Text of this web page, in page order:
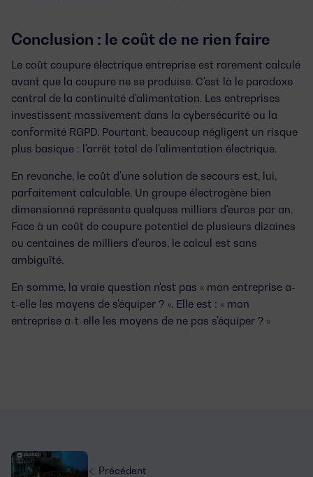
Conclusion : le coût de ne rien faire
Le coût coupure électrique entreprise est rarement calculé
avant que la coupure ne se produise. C'est là le paradoxe
central de la continuité d'alimentation. Les entreprises
investissent massivement dans la cybersécurité ou la
conformité RGPD. Pourtant, beaucoup négligent un risque
plus basique : l'arrêt total de l'alimentation électrique.
En revanche, le coût d'une solution de secours est, lui,
parfaitement calculable. Un groupe électrogène bien
dimensionné représente quelques milliers d'euros par an.
Face à un coût de coupure potentiel de plusieurs dizaines
ou centaines de milliers d'euros, le calcul est sans
ambiguïté.
En somme, la vraie question n'est pas « mon entreprise a-
t-elle les moyens de s'équiper ? ». Elle est : « mon
entreprise a-t-elle les moyens de ne pas s'équiper ? »
Précédent